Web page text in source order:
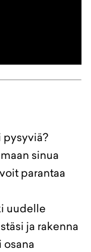
pysyviä?
sinua
parantaa
uudelle
ja rakenna